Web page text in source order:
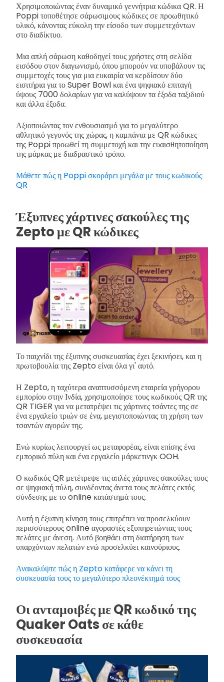
Χρησιμοποιώντας έναν δυναμικό γεννήτρια κώδικα QR. Η
Poppi τοποθέτησε σάρωσιμους κώδικες σε προωθητικό
υλικό, κάνοντας εύκολη την είσοδο των συμμετεχόντων
στο διαδίκτυο.
Μια απλή σάρωση καθοδηγεί τους χρήστες στη σελίδα
εισόδου στον διαγωνισμό, όπου μπορούν να υποβάλουν τις
συμμετοχές τους για μια ευκαιρία να κερδίσουν δύο
εισιτήρια για το Super Bowl και ένα ψηφιακό επιταγή
ύψους 7000 δολαρίων για να καλύψουν τα έξοδα ταξιδιού
και άλλα έξοδα.
Αξιοποιώντας τον ενθουσιασμό για το μεγαλύτερο
αθλητικό γεγονός της χώρας, η καμπάνια με QR κώδικες
της Poppi προωθεί τη συμμετοχή και την ευαισθητοποίηση
της μάρκας με διαδραστικό τρόπο.
Μάθετε πώς η Poppi σκοράρει μεγάλα με τους κωδικούς
QR
Έξυπνες χάρτινες σακούλες της
Zepto με QR κώδικες
Το παιχνίδι της έξυπνης συσκευασίας έχει ξεκινήσει, και η
πρωτοβουλία της Zepto είναι όλα γι' αυτό.
Η Zepto, η ταχύτερα αναπτυσσόμενη εταιρεία γρήγορου
εμπορίου στην Ινδία, χρησιμοποίησε τους κωδικούς QR της
QR TIGER για να μετατρέψει τις χάρτινες τσάντες της σε
ένα εργαλείο τριών σε ένα, μεγιστοποιώντας τη χρήση των
τσαντών αγορών της.
Ενώ κυρίως λειτουργεί ως μεταφορέας, είναι επίσης ένα
εμπορικό πύλη και ένα εργαλείο μάρκετινγκ OOH.
Ο κωδικός QR μετέτρεψε τις απλές χάρτινες σακούλες τους
σε ψηφιακή πύλη, συνδέοντας άνετα τους πελάτες εκτός
σύνδεσης με το online κατάστημά τους.
Αυτή η έξυπνη κίνηση τους επιτρέπει να προσελκύουν
περισσότερους online αγοραστές εξυπηρετώντας τους
πελάτες με άνεση. Αυτό βοηθάει στη διατήρηση των
υπαρχόντων πελατών ενώ προσελκύει καινούριους.
Ανακαλύψτε πώς η Zepto κατάφερε να κάνει τη
συσκευασία τους το μεγαλύτερο πλεονέκτημά τους
Οι ανταμοιβές με QR κωδικό της
Quaker Oats σε κάθε
συσκευασία